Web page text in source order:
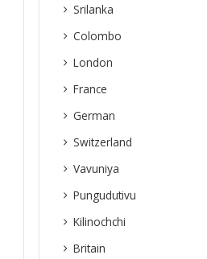
Srilanka
Colombo
London
France
German
Switzerland
Vavuniya
Pungudutivu
Kilinochchi
Britain